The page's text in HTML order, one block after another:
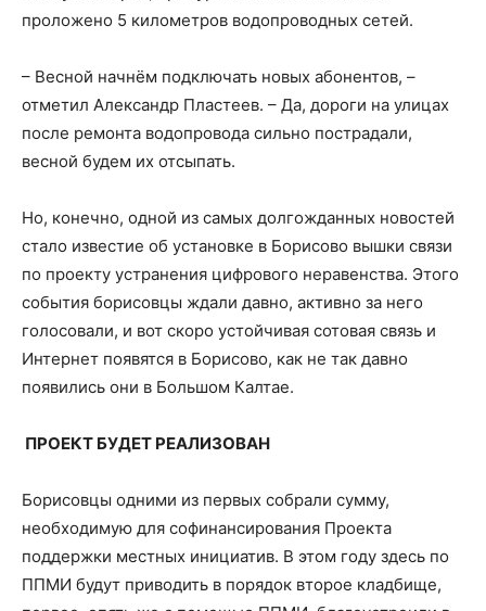
проложено 5 километров водопроводных сетей.
– Весной начнём подключать новых абонентов, –
отметил Александр Пластеев. – Да, дороги на улицах
после ремонта водопровода сильно пострадали,
весной будем их отсыпать.
Но, конечно, одной из самых долгожданных новостей
стало известие об установке в Борисово вышки связи
по проекту устранения цифрового неравенства. Этого
события борисовцы ждали давно, активно за него
голосовали, и вот скоро устойчивая сотовая связь и
Интернет появятся в Борисово, как не так давно
появились они в Большом Калтае.
ПРОЕКТ БУДЕТ РЕАЛИЗОВАН
Борисовцы одними из первых собрали сумму,
необходимую для софинансирования Проекта
поддержки местных инициатив. В этом году здесь по
ППМИ будут приводить в порядок второе кладбище,